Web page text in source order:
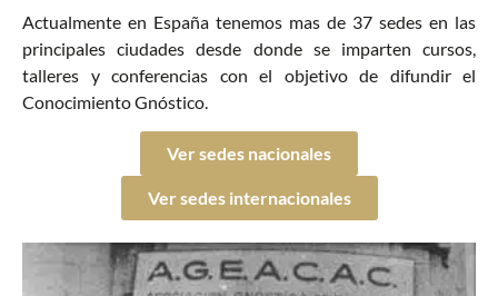
Actualmente en España tenemos mas de 37 sedes en las
principales ciudades desde donde se imparten cursos,
talleres y conferencias con el objetivo de difundir el
Conocimiento Gnóstico.
Ver sedes nacionales
Ver sedes internacionales